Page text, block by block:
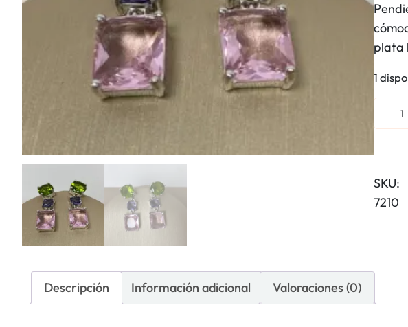
plata
1
e
i
e
SKU:
7210
Descripción Información adicional Valoraciones (0)